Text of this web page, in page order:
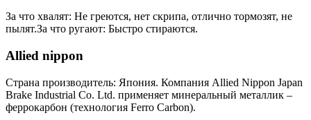
За что хвалят: Не греются, нет скрипа, отлично тормозят, не
пылят.За что ругают: Быстро стираются.
Allied nippon
Страна производитель: Япония. Компания Allied Nippon Japan
Brake Industrial Co. Ltd. применяет минеральный металлик –
феррокарбон (технология Ferro Carbon).